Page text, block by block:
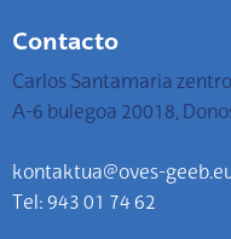
Contacto
Carlos Santamaria
A-6 bulegoa 20018,
kontaktua@oves-
Tel: 943 01 74 62